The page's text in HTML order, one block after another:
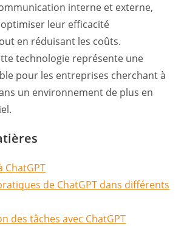
interne et externe,
leur efficacité
en réduisant les coûts.
technologie représente une
pour les entreprises cherchant à
un environnement de plus en
de ChatGPT dans différents
des tâches avec ChatGPT